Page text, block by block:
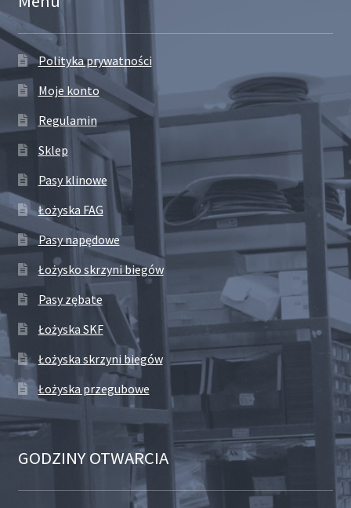
Polityka prywatności
Moje konto
Regulamin
Sklep
Pasy klinowe
Łożyska FAG
Pasy napędowe
Łożysko skrzyni biegów
Pasy zębate
Łożyska SKF
Łożyska skrzyni biegów
Łożyska przegubowe
GODZINY OTWARCIA